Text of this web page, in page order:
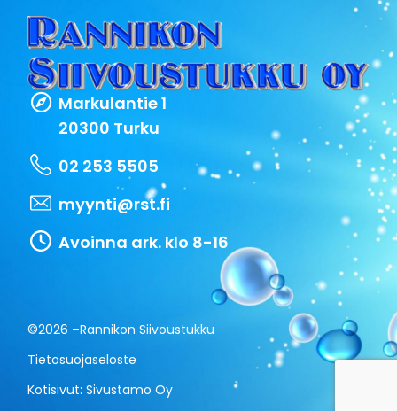
Markulantie 1
20300 Turku
02 253 5505
myynti@rst.fi
Avoinna ark. klo 8-16
©2026 –Rannikon Siivoustukku
Tietosuojaseloste
Kotisivut:Sivustamo Oy